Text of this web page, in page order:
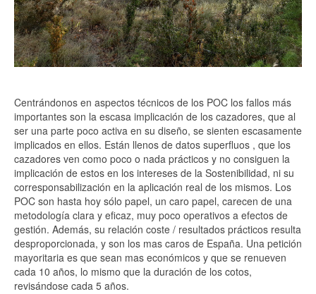
Centrándonos en aspectos técnicos de los POC los fallos más
importantes son la escasa implicación de los cazadores, que al
ser una parte poco activa en su diseño, se sienten escasamente
implicados en ellos. Están llenos de datos superfluos , que los
cazadores ven como poco o nada prácticos y no consiguen la
implicación de estos en los intereses de la Sostenibilidad, ni su
corresponsabilización en la aplicación real de los mismos. Los
POC son hasta hoy sólo papel, un caro papel, carecen de una
metodología clara y eficaz, muy poco operativos a efectos de
gestión. Además, su relación coste / resultados prácticos resulta
desproporcionada, y son los mas caros de España. Una petición
mayoritaria es que sean mas económicos y que se renueven
cada 10 años, lo mismo que la duración de los cotos,
revisándose cada 5 años.